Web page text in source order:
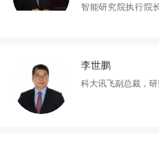
智能研究院执行院
李世鹏
科大讯飞副总裁，